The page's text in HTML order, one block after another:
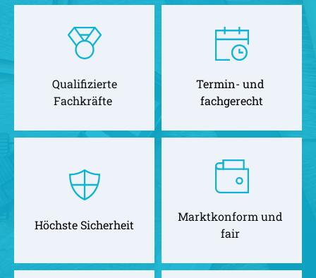
Qualifizierte
Fachkräfte
Termin- und
fachgerecht
Höchste Sicherheit
Marktkonform und
fair